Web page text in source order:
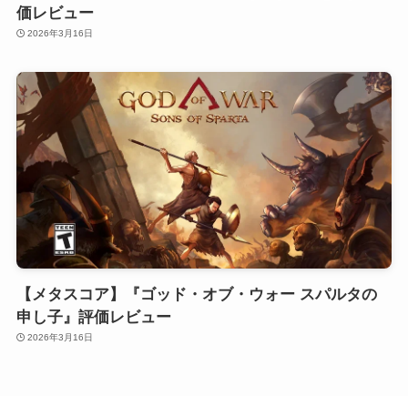
価レビュー
2026年3月16日
【メタスコア】『ゴッド・オブ・ウォー スパルタの
申し子』評価レビュー
2026年3月16日